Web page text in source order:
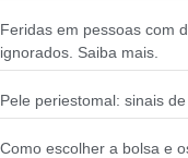
Feridas em pessoas com
ignorados. Saiba mais.
Pele periestomal: sinais
Como escolher a bolsa e